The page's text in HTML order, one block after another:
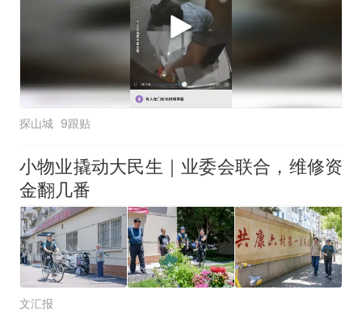
探山城 9跟贴
小物业撬动大民生｜业委会联合，维修资
金翻几番
文汇报